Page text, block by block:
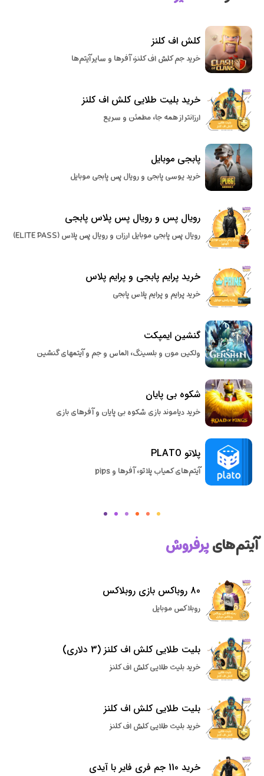
کلش اف کلنز
خرید جم کلش اف کلنز، آفرها و سایر آیتم‌ها
خرید بلیت طلایی کلش اف کلنز
ارزانتر از همه جا، مطمئن و سریع
پابجی موبایل
خرید یوسی پابجی و رویال پس پابجی موبایل
رویال پس و رویال پس پلاس پابجی
رویال پس پابجی موبایل ارزان و رویال پس پلاس (ELITE PASS)
خرید پرایم پابجی و پرایم پلاس
خرید پرایم و پرایم پلاس پابجی
گنشین ایمپکت
ولکین مون و بلسینگ، الماس و جم و آیتمهای گنشین
شکوه بی پایان
خرید دیاموند بازی شکوه بی پایان و آفرهای بازی
پلاتو PLATO
آیتم‌های کمیاب پلاتو، آفرها و pips
آیتم‌هایپرفروش
80 روباکس بازی روبلاکس
روبلاکس موبایل
بلیت طلایی کلش اف کلنز (3 دلاری)
خرید بلیت طلایی کلش اف کلنز
بلیت طلایی کلش اف کلنز
خرید بلیت طلایی کلش اف کلنز
خرید 110 جم فری فایر با آیدی